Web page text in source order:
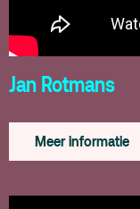
Jan Rotmans
Meer informatie